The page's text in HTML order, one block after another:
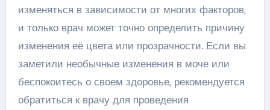
изменяться в зависимости от многих факторов,
и только врач может точно определить причину
изменения её цвета или прозрачности. Если вы
заметили необычные изменения в моче или
беспокоитесь о своем здоровье, рекомендуется
обратиться к врачу для проведения